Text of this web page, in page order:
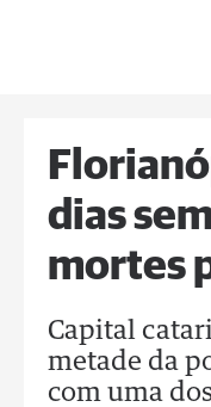
dias
mortes
Capital
metade da
com uma